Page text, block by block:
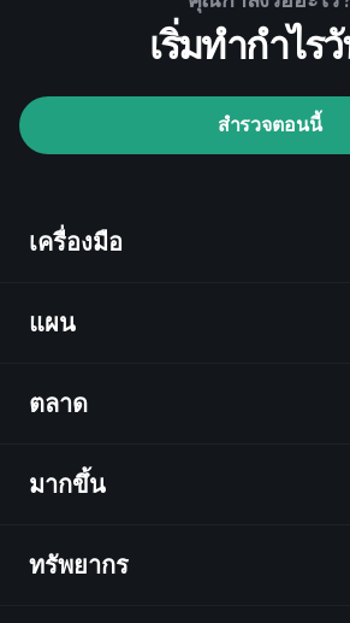
Playtrade Tournaments
โบรกเกอร์ที่แนะนำ
เริ่มทำกำไร
สำรวจตอนนี้
เครื่องมือ
ค้นพบ
ศูนย์กลางการเรียนรู้
แผน
ตลาด
ภาพรวม
มากขึ้น
เป็นพันธมิตร
ทรัพยากร